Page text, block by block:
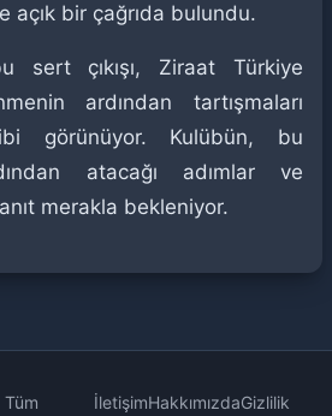
açık bir çağrıda bulundu.
sert çıkışı, Ziraat Türkiye
ardından tartışmaları
görünüyor. Kulübün, bu
atacağı adımlar ve
merakla bekleniyor.
İletişimHakkımızdaGizlilik